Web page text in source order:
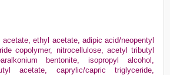
acetate, ethyl acetate, adipic acid/neopentyl
copolymer, nitrocellulose, acetyl tributyl
bentonite, isopropyl alcohol,
acetate, caprylic/capric triglyceride,